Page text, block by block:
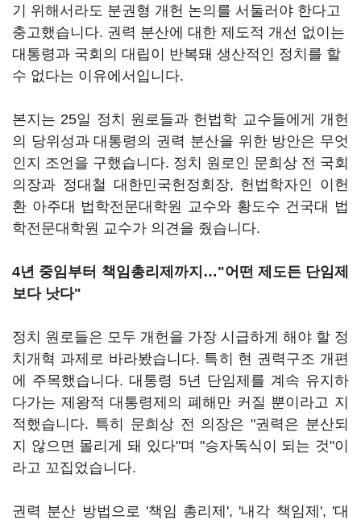
기 위해서라도 분권형 개헌 논의를 서둘러야 한다고
충고했습니다. 권력 분산에 대한 제도적 개선 없이는
대통령과 국회의 대립이 반복돼 생산적인 정치를 할
수 없다는 이유에서입니다.
본지는 25일 정치 원로들과 헌법학 교수들에게 개헌
의 당위성과 대통령의 권력 분산을 위한 방안은 무엇
인지 조언을 구했습니다. 정치 원로인 문희상 전 국회
의장과 정대철 대한민국헌정회장, 헌법학자인 이헌
환 아주대 법학전문대학원 교수와 황도수 건국대 법
학전문대학원 교수가 의견을 줬습니다.
4년 중임부터 책임총리제까지…"어떤 제도든 단임제
보다 낫다"
정치 원로들은 모두 개헌을 가장 시급하게 해야 할 정
치개혁 과제로 바라봤습니다. 특히 현 권력구조 개편
에 주목했습니다. 대통령 5년 단임제를 계속 유지하
다가는 제왕적 대통령제의 폐해만 커질 뿐이라고 지
적했습니다. 특히 문희상 전 의장은 "권력은 분산되
지 않으면 몰리게 돼 있다"며 "승자독식이 되는 것"이
라고 꼬집었습니다.
권력 분산 방법으로 '책임 총리제', '내각 책임제', '대